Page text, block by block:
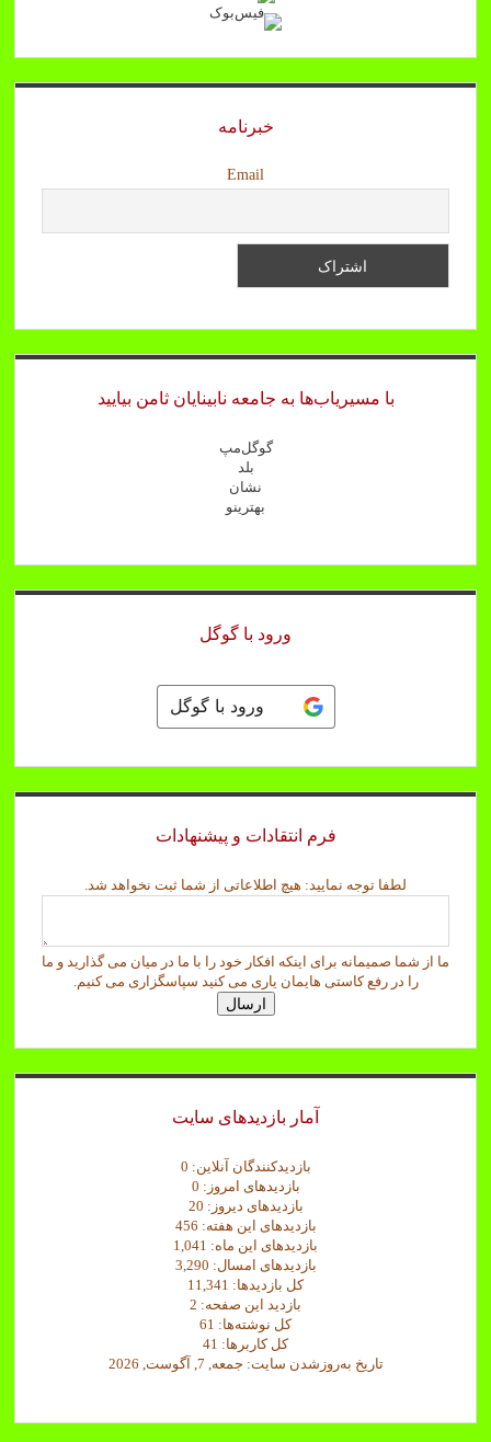
خبرنامه
Email
با مسیریاب‌ها به جامعه نابینایان ثامن بیایید
گوگل‌مپ
بلد
نشان
بهترینو
ورود با گوگل
ورود با گوگل
فرم انتقادات و پیشنهادات
ن
ی
د
:
ه
ی
لطفا توجه نمایید: هیچ اطلاعاتی از شما ثبت نخواهد شد.
ما از شما صمیمانه برای اینکه افکار خود را با ما در میان می گذارید و ما
را در رفع کاستی هایمان یاری می کنید سپاسگزاری می کنیم.
ارسال
آمار بازدیدهای سایت
بازدیدکنندگان آنلاین: 0
بازدیدهای امروز: 0
بازدیدهای دیروز: 20
بازدیدهای این هفته: 456
بازدیدهای این ماه: 1,041
بازدیدهای امسال: 3,290
کل بازدیدها: 11,341
بازدید این صفحه: 2
کل نوشته‌ها: 61
کل کاربرها: 41
تاریخ به‌روزشدن سایت: جمعه, 7, آگوست, 2026